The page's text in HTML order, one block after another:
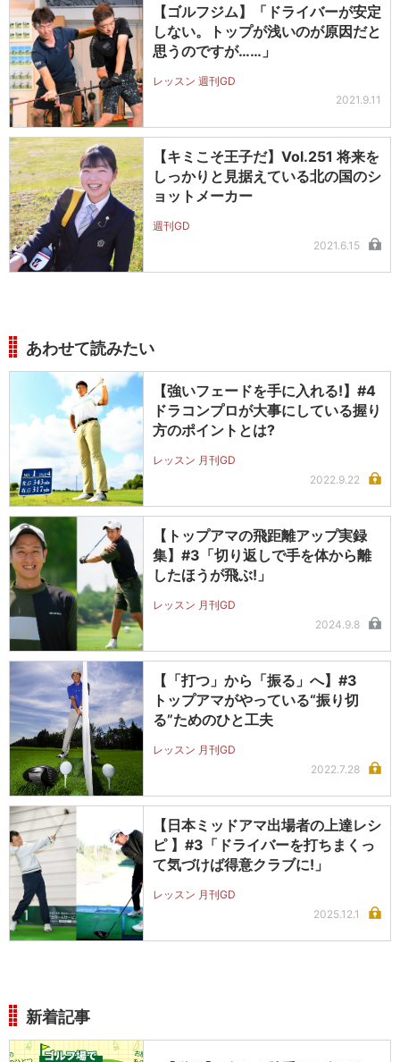
【ゴルフジム】「ドライバーが安定
しない。トップが浅いのが原因だと
思うのですが……」
レッスン 週刊GD
2021.9.11
【キミこそ王子だ】Vol.251 将来を
しっかりと見据えている北の国のシ
ョットメーカー
週刊GD
2021.6.15
あわせて読みたい
【強いフェードを手に入れる!】#4
ドラコンプロが大事にしている握り
方のポイントとは?
レッスン 月刊GD
2022.9.22
【トップアマの飛距離アップ実録
集】#3「切り返しで手を体から離
したほうが飛ぶ!」
レッスン 月刊GD
2024.9.8
【「打つ」から「振る」へ】#3
トップアマがやっている“振り切
る”ためのひと工夫
レッスン 月刊GD
2022.7.28
【日本ミッドアマ出場者の上達レシ
ピ 】#3「ドライバーを打ちまくっ
て気づけば得意クラブに!」
レッスン 月刊GD
2025.12.1
新着記事